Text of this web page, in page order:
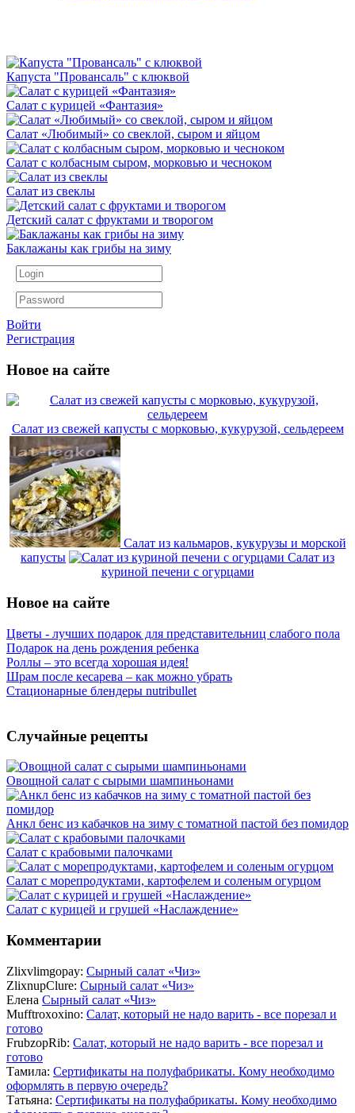
Капуста "Провансаль" с клюквой
Салат с курицей «Фантазия»
Салат «Любимый» со свеклой, сыром и яйцом
Салат с колбасным сыром, морковью и чесноком
Салат из свеклы
Детский салат с фруктами и творогом
Баклажаны как грибы на зиму
Войти
Регистрация
Новое на сайте
Салат из свежей капусты с морковью, кукурузой, сельдереем
Салат из кальмаров, кукурузы и морской
капусты
Салат из
куриной печени с огурцами
Новое на сайте
Цветы - лучших подарок для представительниц слабого пола
Подарок на день рождения ребенка
Роллы – это всегда хорошая идея!
Шрам после кесарева – как можно убрать
Стационарные блендеры nutribullet
Случайные рецепты
Овощной салат с сырыми шампиньонами
Анкл бенс из кабачков на зиму с томатной пастой без помидор
Салат с крабовыми палочками
Салат с морепродуктами, картофелем и соленым огурцом
Салат c курицей и грушей «Наслаждение»
Комментарии
Zlixvlimgopay: Сырный салат «Чиз»
ZlixnupClure: Сырный салат «Чиз»
Елена Сырный салат «Чиз»
Mufftroxoxino: Салат, который не надо варить - все порезал и
готово
FrubzopRib: Салат, который не надо варить - все порезал и
готово
Тамила: Сертификаты на полуфабрикаты. Кому необходимо
оформлять в первую очередь?
Татьяна: Сертификаты на полуфабрикаты. Кому необходимо